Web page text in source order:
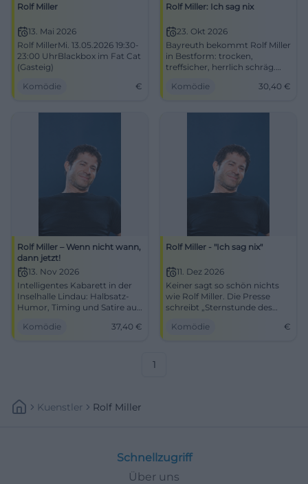
Rolf Miller
13. Mai 2026
Rolf MillerMi. 13.05.2026 19:30-
23:00 UhrBlackbox im Fat Cat
(Gasteig)
Komödie
€
Rolf Miller: Ich sag nix
23. Okt 2026
Bayreuth bekommt Rolf Miller
in Bestform: trocken,
treffsicher, herrlich schräg.
ZENTRUM für 30,40 Euro.
Komödie 30,40 €
Rolf Miller – Wenn nicht wann,
dann jetzt!
13. Nov 2026
Intelligentes Kabarett in der
Inselhalle Lindau: Halbsatz-
Humor, Timing und Satire auf
Uhr, ab 37,40 €, barrierefrei.
Komödie 37,40 €
Rolf Miller - "Ich sag nix"
11. Dez 2026
Keiner sagt so schön nichts
wie Rolf Miller. Die Presse
schreibt „Sternstunde des
über das man permanent
Lebe nicht dein Leben,
träume deinen Traum, denn
Komödie €
1
Kuenstler Rolf Miller
Schnellzugriff
Über uns